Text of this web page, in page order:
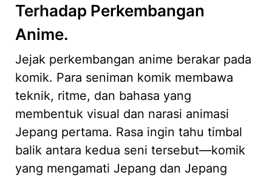
Terhadap Perkembangan
Anime.
Jejak perkembangan anime berakar pada
komik. Para seniman komik membawa
teknik, ritme, dan bahasa yang
membentuk visual dan narasi animasi
Jepang pertama. Rasa ingin tahu timbal
balik antara kedua seni tersebut—komik
yang mengamati Jepang dan Jepang